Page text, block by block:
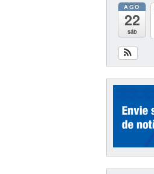
AGO
22
sáb